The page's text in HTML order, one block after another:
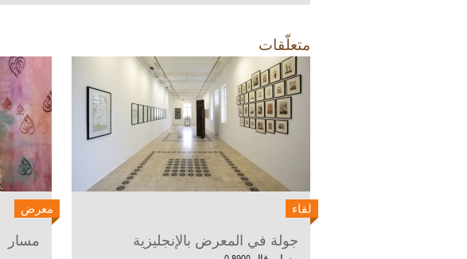
متعلّقات
لقاء
جولة في المعرض بالإنجليزية
معرض
مسار